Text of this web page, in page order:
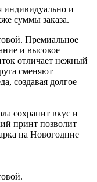
индивидуально и
суммы заказа.
Премиальное
и высокое
отличает нежный
сменяют
создавая долгое
сохранит вкус и
принт позволит
на Новогодние